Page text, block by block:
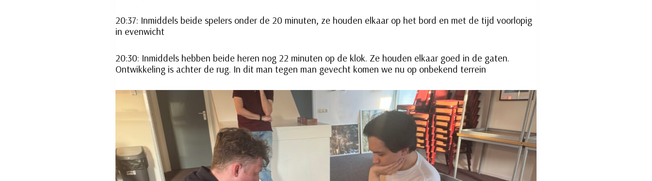
20:37: Inmiddels beide spelers onder de 20 minuten, ze houden elkaar op het bord en met de tijd voorlopig
in evenwicht
20:30: Inmiddels hebben beide heren nog 22 minuten op de klok. Ze houden elkaar goed in de gaten.
Ontwikkeling is achter de rug. In dit man tegen man gevecht komen we nu op onbekend terrein